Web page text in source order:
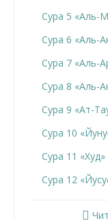
Сура 5 «Аль-
Сура 6 «Аль-
Сура 7 «Аль-
Сура 8 «Аль-
Сура 9 «Ат-
Сура 10
Сура 11 «Худ»
Сура 12